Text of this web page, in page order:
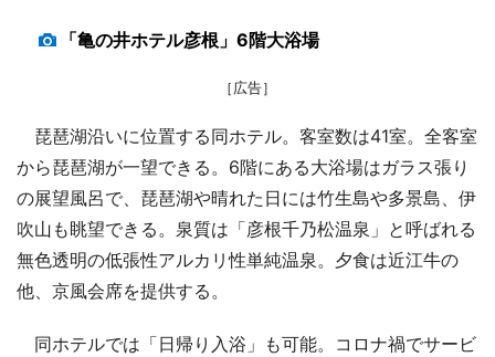
「亀の井ホテル彦根」6階大浴場
［広告］
琵琶湖沿いに位置する同ホテル。客室数は41室。全客室
から琵琶湖が一望できる。6階にある大浴場はガラス張り
の展望風呂で、琵琶湖や晴れた日には竹生島や多景島、伊
吹山も眺望できる。泉質は「彦根千乃松温泉」と呼ばれる
無色透明の低張性アルカリ性単純温泉。夕食は近江牛の
他、京風会席を提供する。
同ホテルでは「日帰り入浴」も可能。コロナ禍でサービ